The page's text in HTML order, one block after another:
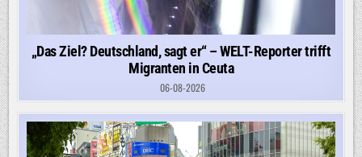
„Das Ziel? Deutschland, sagt er“ – WELT-Reporter trifft
Migranten in Ceuta
06-08-2026